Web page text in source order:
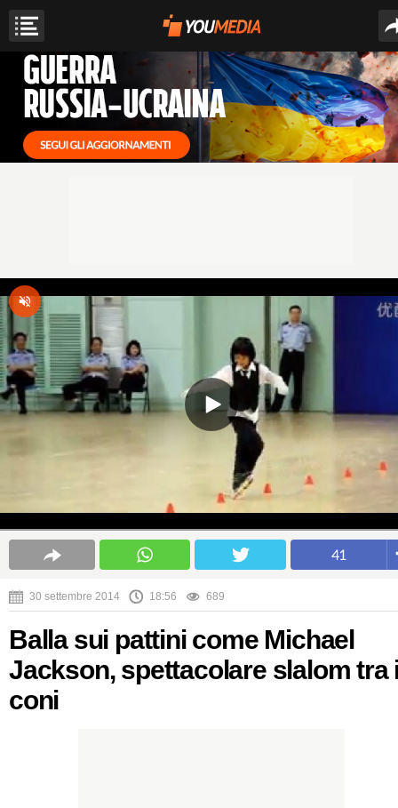
41
30 settembre 2014 18:56 689
Balla sui pattini come Michael
Jackson, spettacolare slalom tra
coni